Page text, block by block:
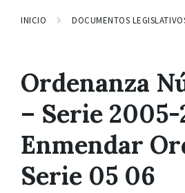
INICIO DOCUMENTOS
Ordenanza
– Serie
Enmendar
Serie 05 06